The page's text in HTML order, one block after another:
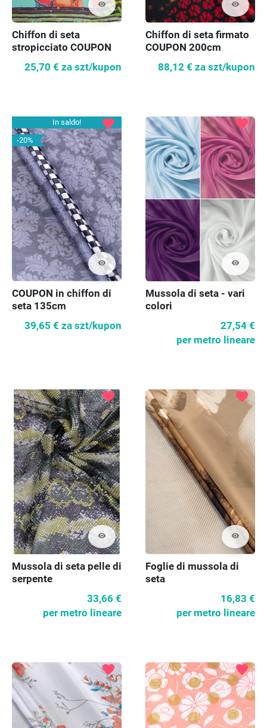
visibility
Chiffon di seta
stropicciato COUPON
25,70 € za szt/kupon
visibility
Chiffon di seta firmato
COUPON 200cm
88,12 € za szt/kupon
In saldo!
-20%
visibility
favorite
COUPON in chiffon di
seta 135cm
39,65 € za szt/kupon
visibility
favorite
Mussola di seta - vari
colori
27,54 €
per metro lineare
visibility
favorite
Mussola di seta pelle di
serpente
33,66 €
per metro lineare
visibility
favorite
Foglie di mussola di
seta
16,83 €
per metro lineare
favorite favorite